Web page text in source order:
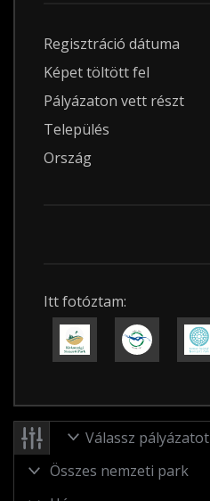
Regisztráció dátuma
Képet töltött fel
Pályázaton vett részt
Település
Ország
Itt fotóztam:
Válassz pályázatot